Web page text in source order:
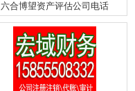
六合博望资产评估公司电话